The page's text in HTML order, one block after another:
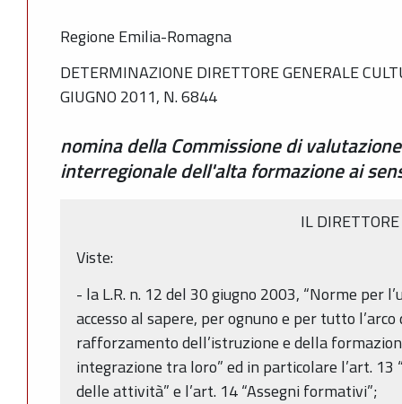
Regione Emilia-Romagna
DETERMINAZIONE DIRETTORE GENERALE
GIUGNO 2011, N. 6844
nomina della Commissione di
interregionale dell'alta formazione ai
IL DIRETTORE
Viste:
- la L.R. n. 12 del 30 giugno 2003, “Norme per
accesso al sapere, per ognuno e per tutto
rafforzamento dell’istruzione e della
integrazione tra loro” ed in particolare l’art.
delle attività” e l’art. 14 “Assegni formativi”;